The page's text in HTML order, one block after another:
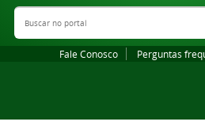
Buscar no portal
Fale Conosco Perguntas